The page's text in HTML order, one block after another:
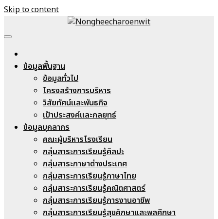
Skip to content
Nongheecharoenwit
ข้อมูลพื้นฐาน
ข้อมูลทั่วไป
โครงสร้างการบริหาร
วิสัยทัศน์และพันธกิจ
เป้าประสงค์และกลยุทธ์
ข้อมูลบุคลากร
คณะผู้บริหารโรงเรียน
กลุ่มสาระการเรียนรู้ศิลปะ
กลุ่มสาระภาษาต่างประเทศ
กลุ่มสาระการเรียนรู้ภาษาไทย
กลุ่มสาระการเรียนรู้คณิตศาสตร์
กลุ่มสาระการเรียนรู้การงานอาชีพ
กลุ่มสาระการเรียนรู้สุขศึกษาและพลศึกษา